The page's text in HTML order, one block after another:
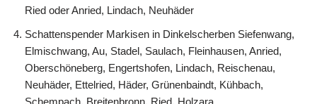
Ried oder Anried, Lindach, Neuhäder
Schattenspender Markisen in Dinkelscherben Siefenwang,
Elmischwang, Au, Stadel, Saulach, Fleinhausen, Anried,
Oberschöneberg, Engertshofen, Lindach, Reischenau,
Neuhäder, Ettelried, Häder, Grünenbaindt, Kühbach,
Schempach, Breitenbronn, Ried, Holzara